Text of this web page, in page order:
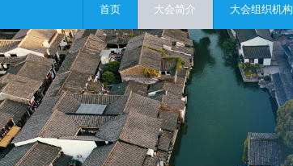
首页 大会简介 大会组织机构